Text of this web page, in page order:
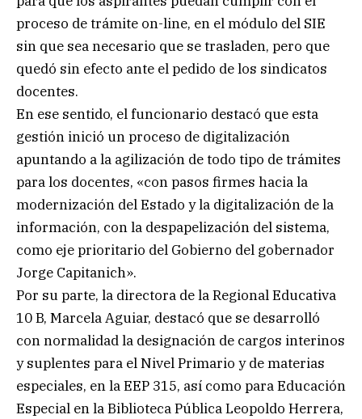
proceso de trámite on-line, en el módulo del SIE
sin que sea necesario que se trasladen, pero que
quedó sin efecto ante el pedido de los sindicatos
docentes.
En ese sentido, el funcionario destacó que esta
gestión inició un proceso de digitalización
apuntando a la agilización de todo tipo de trámites
para los docentes, «con pasos firmes hacia la
modernización del Estado y la digitalización de la
información, con la despapelización del sistema,
como eje prioritario del Gobierno del gobernador
Jorge Capitanich».
Por su parte, la directora de la Regional Educativa
10 B, Marcela Aguiar, destacó que se desarrolló
con normalidad la designación de cargos interinos
y suplentes para el Nivel Primario y de materias
especiales, en la EEP 315, así como para Educación
Especial en la Biblioteca Pública Leopoldo Herrera,